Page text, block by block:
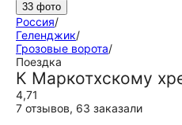
33 фото
Россия/
Геленджик/
Грозовые ворота/
Поездка
К Маркотхскому
4,71
7 отзывов, 63 заказали